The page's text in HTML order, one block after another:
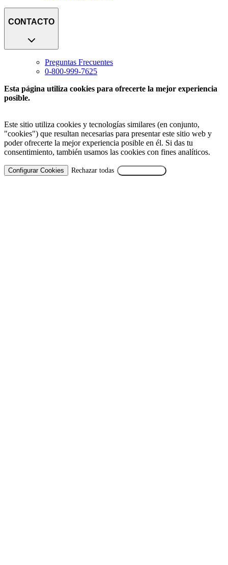
CONTACTO
Preguntas Frecuentes
0-800-999-7625
Esta página utiliza cookies para ofrecerte la mejor experiencia
posible.
Este sitio utiliza cookies y tecnologías similares (en conjunto,
"cookies") que resultan necesarias para presentar este sitio web y
poder ofrecerte la mejor experiencia posible en él. Si das tu
consentimiento, también usamos las cookies con fines analíticos.
Configurar Cookies Rechazar todas